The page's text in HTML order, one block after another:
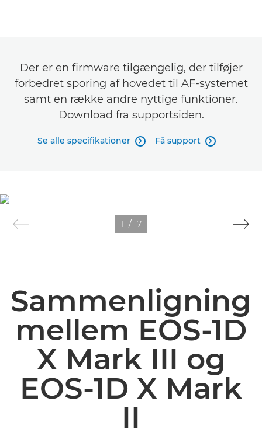
Der er en firmware tilgængelig, der tilføjer
forbedret sporing af hovedet til AF-systemet
samt en række andre nyttige funktioner.
Download fra supportsiden.
Se alle specifikationer  Få support 
1 / 7
Sammenligning
mellem EOS-1D
X Mark III og
EOS-1D X Mark
II